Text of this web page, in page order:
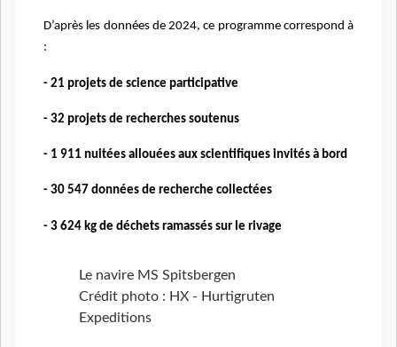
D’après les données de 2024, ce programme correspond à
:
- 21 projets de science participative
- 32 projets de recherches soutenus
- 1 911 nuitées allouées aux scientifiques invités à bord
- 30 547 données de recherche collectées
- 3 624 kg de déchets ramassés sur le rivage
Le navire MS Spitsbergen
Crédit photo : HX - Hurtigruten
Expeditions